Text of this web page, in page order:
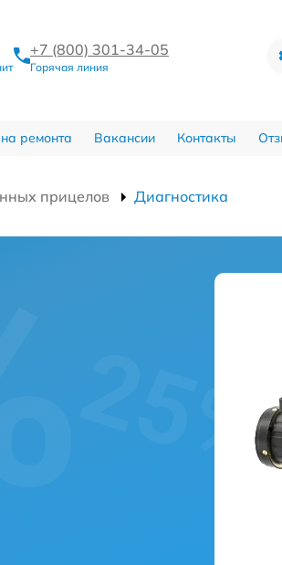
+7 (800) 301-34-05
Горячая линия
ремонта Вакансии Контакты
прицелов Диагностика